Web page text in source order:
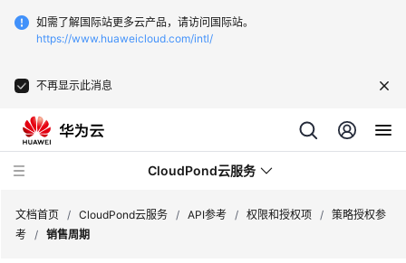
如需了解国际站更多云产品，请访问国际站。
https://www.huaweicloud.com/intl/
不再显示此消息
CloudPond云服务
文档首页 / CloudPond云服务 / API参考 / 权限和授权项 / 策略授权参
考 / 销售周期